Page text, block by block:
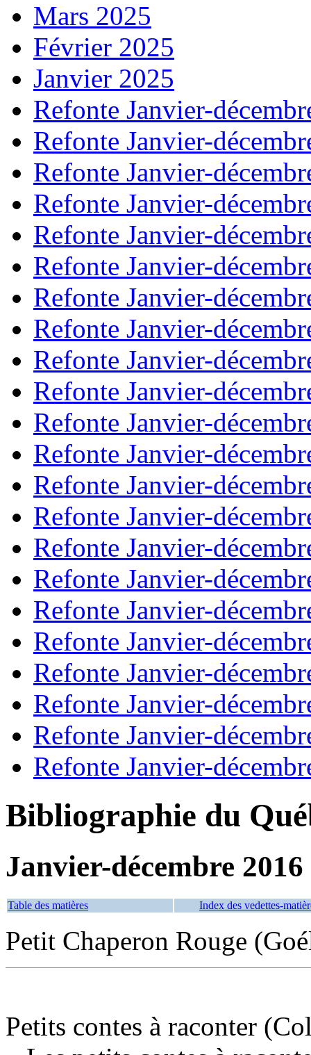
Mars 2025
Février 2025
Janvier 2025
Refonte Janvier-
Refonte Janvier-
Refonte Janvier-
Refonte Janvier-
Refonte Janvier-
Refonte Janvier-
Refonte Janvier-
Refonte Janvier-
Refonte Janvier-
Refonte Janvier-
Refonte Janvier-
Refonte Janvier-
Refonte Janvier-
Refonte Janvier-
Refonte Janvier-
Refonte Janvier-
Refonte Janvier-
Refonte Janvier-
Refonte Janvier-
Refonte Janvier-
Refonte Janvier-
Refonte Janvier-
Bibliographie du
Janvier-décembre 2016
Table des matières Index des vedettes-
Petit Chaperon Rouge
Petits contes à raconter